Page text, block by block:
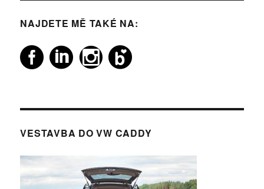
NAJDETE MĚ TAKÉ NA:
VESTAVBA DO VW CADDY